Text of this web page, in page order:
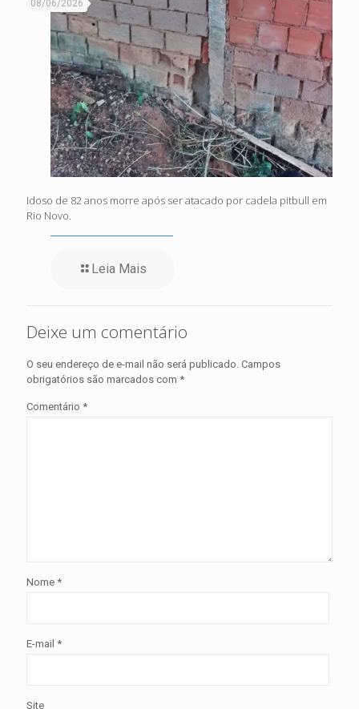
08/06/2026
Idoso de 82 anos morre após ser atacado por cadela pitbull em
Rio Novo.
Leia Mais
Deixe um comentário
O seu endereço de e-mail não será publicado. Campos
obrigatórios são marcados com *
Comentário *
Nome *
E-mail *
Site